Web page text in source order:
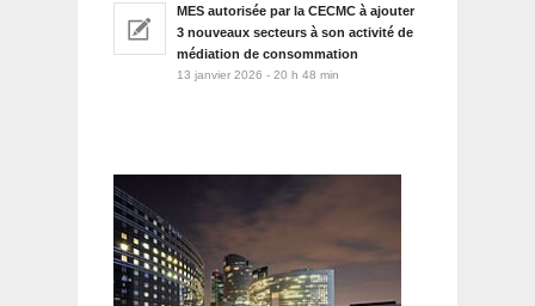
MES autorisée par la CECMC à ajouter
3 nouveaux secteurs à son activité de
médiation de consommation
13 janvier 2026 - 20 h 48 min